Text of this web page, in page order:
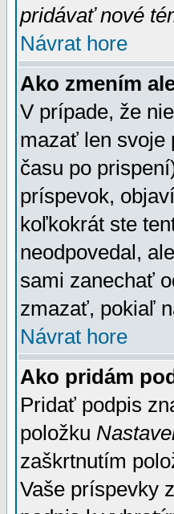
pridávať nové
Návrat hore
Ako zmením
V prípade, že
mazať len svoje
času po
príspevok,
koľkokrát ste
neodpovedal,
sami zanechať
zmazať, pokiaľ
Návrat hore
Ako pridám
Pridať podpis
položku
zaškrtnutím
Vaše príspevky